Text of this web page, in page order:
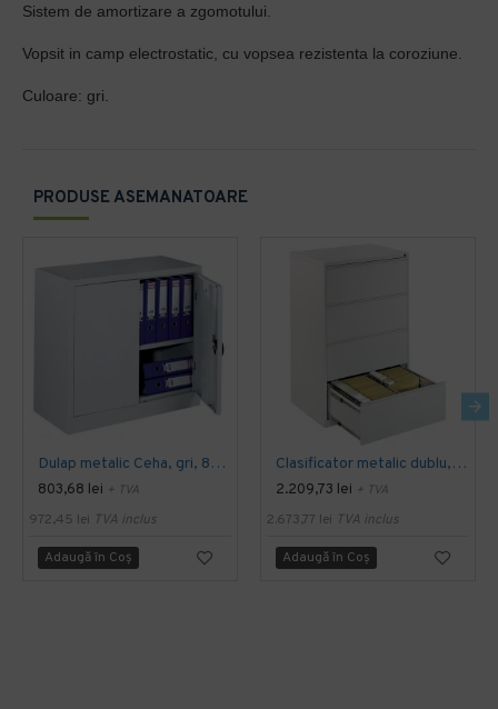
PRODUSE ASEMANATOARE
Dulap metalic Ceha, gri, 80x38x75 cm, 2 usi batante si 1 polita
803,68 lei + TVA
972,45 lei TVA inclus
Adaugă în Coş
Clasificator metalic dublu, 84x62x133 cm, gri
2.209,73 lei + TVA
2.673,77 lei TVA inclus
Adaugă în Coş
Sistem de amortizare a zgomotului.
Vopsit in camp electrostatic, cu vopsea rezistenta la coroziune.
Culoare: gri.